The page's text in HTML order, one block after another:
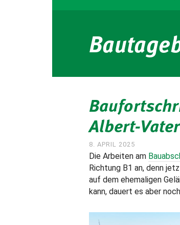
Albert-
8. APRIL 2025
Die Arbeiten am
Richtung B1 an, denn
auf dem ehemaligen
kann, dauert es aber